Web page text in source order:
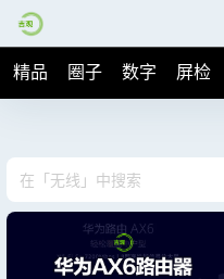
精品 圈子 数字 屏检